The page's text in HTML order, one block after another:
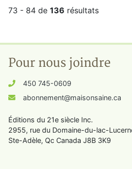
73 - 84 de 136 résultats
Pour nous joindre
450 745-0609
abonnement@maisonsaine.ca
Éditions du 21e siècle Inc.
2955, rue du Domaine-du-lac-
Ste-Adèle, Qc Canada J8B 3K9